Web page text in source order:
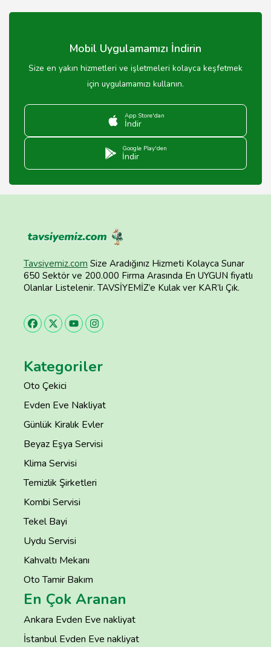
web sitelerinden sipariş verebilirsiniz.
Mobil Uygulamamızı İndirin
Size en yakın hizmetleri ve işletmeleri kolayca keşfetmek
için uygulamamızı kullanın.
App Store'dan
İndir
Google Play'den
İndir
Tavsiyemiz.com Size Aradığınız Hizmeti Kolayca Sunar
650 Sektör ve 200.000 Firma Arasında En UYGUN fiyatlı
Olanlar Listelenir. TAVSİYEMİZ’e Kulak ver KAR’lı Çık.
Kategoriler
Oto Çekici
Evden Eve Nakliyat
Günlük Kiralık Evler
Beyaz Eşya Servisi
Klima Servisi
Temizlik Şirketleri
Kombi Servisi
Tekel Bayi
Uydu Servisi
Kahvaltı Mekanı
Oto Tamir Bakım
En Çok Aranan
Ankara Evden Eve nakliyat
İstanbul Evden Eve nakliyat